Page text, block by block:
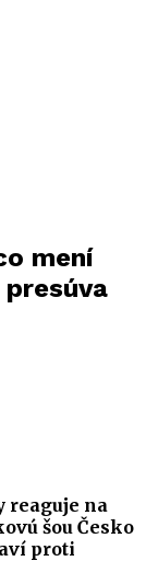
mení
reaguje na
šou Česko
proti